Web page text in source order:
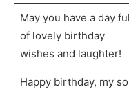
May you have a day
of lovely birthday
wishes and laughter!
Happy birthday, my